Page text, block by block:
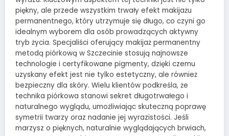
piękny, ale przede wszystkim trwały efekt makijażu
permanentnego, który utrzymuje się długo, co czyni go
idealnym wyborem dla osób prowadzących aktywny
tryb życia. Specjaliści oferujący makijaż permanentny
metodą piórkową w Szczecinie stosują najnowsze
technologie i certyfikowane pigmenty, dzięki czemu
uzyskany efekt jest nie tylko estetyczny, ale również
bezpieczny dla skóry. Wielu klientów podkreśla, że
technika piórkowa stanowi sekret długotrwałego i
naturalnego wyglądu, umożliwiając skuteczną poprawę
symetrii twarzy oraz nadanie jej wyrazistości. Jeśli
marzysz o pięknych, naturalnie wyglądających brwiach,